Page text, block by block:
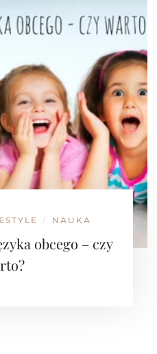
/ NAUKA
obcego – czy